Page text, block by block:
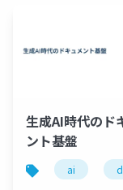
生成AI時代のド
ント基盤
ai